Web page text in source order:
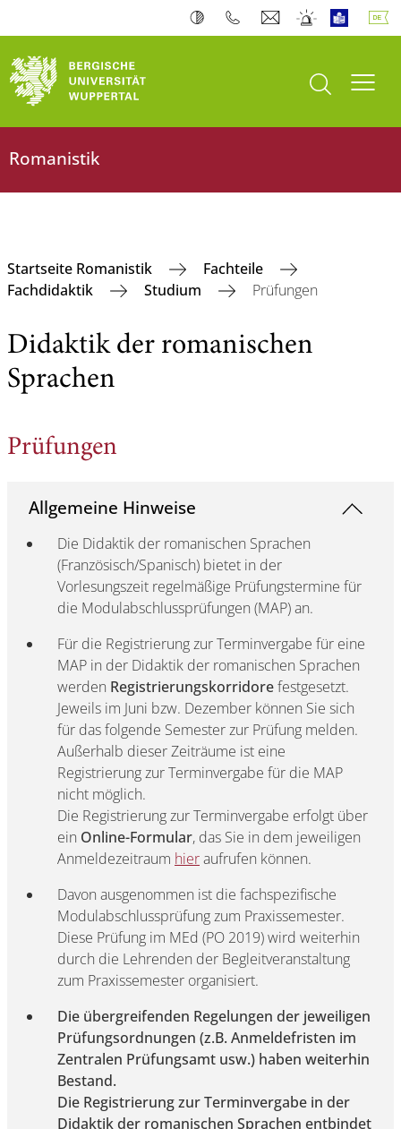
Suche öffnen
Romanistik
Startseite Romanistik
Fachteile
Fachdidaktik
Studium Prüfungen
Didaktik der romanischen
Sprachen
Prüfungen
Allgemeine Hinweise
Die Didaktik der romanischen Sprachen
(Französisch/Spanisch) bietet in der
Vorlesungszeit regelmäßige Prüfungstermine für
die Modulabschlussprüfungen (MAP) an.
Für die Registrierung zur Terminvergabe für eine
MAP in der Didaktik der romanischen Sprachen
werden Registrierungskorridorefestgesetzt.
Jeweils im Juni bzw. Dezember können Sie sich
für das folgende Semester zur Prüfung melden.
Außerhalb dieser Zeiträume ist eine
Registrierung zur Terminvergabe für die MAP
nicht möglich.
Die Registrierung zur Terminvergabe erfolgt über
ein Online-Formular, das Sie in dem jeweiligen
Anmeldezeitraum hieraufrufen können.
Davon ausgenommen ist die fachspezifische
Modulabschlussprüfung zum Praxissemester.
Diese Prüfung im MEd (PO 2019) wird weiterhin
durch die Lehrenden der Begleitveranstaltung
zum Praxissemester organisiert.
Die übergreifenden Regelungen der jeweiligen
Prüfungsordnungen (z.B. Anmeldefristen im
Zentralen Prüfungsamt usw.) haben weiterhin
Bestand.
Die Registrierung zur Terminvergabe in der
Didaktik der romanischen Sprachen entbindet